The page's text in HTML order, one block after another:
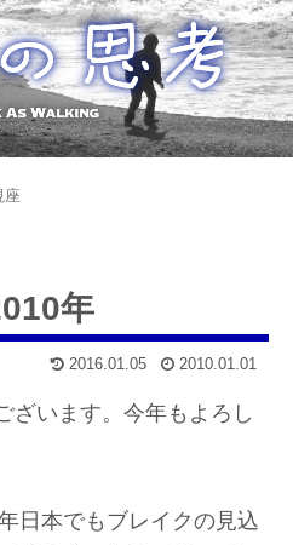
座
年
2016.01.05 2010.01.01
ざいます。今年もよろし
日本でもブレイクの見込